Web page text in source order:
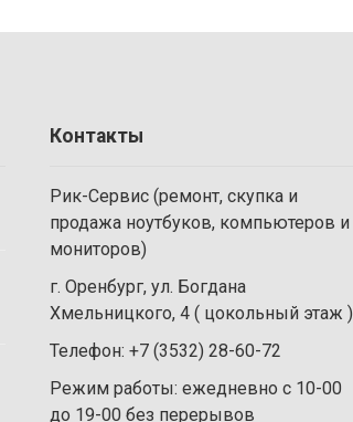
Контакты
Рик-Сервис (ремонт, скупка и
продажа ноутбуков, компьютеров и
мониторов)
г. Оренбург, ул. Богдана
Хмельницкого, 4 ( цокольный этаж )
Телефон: +7 (3532) 28-60-72
Режим работы: ежедневно с 10-00
до 19-00 без перерывов